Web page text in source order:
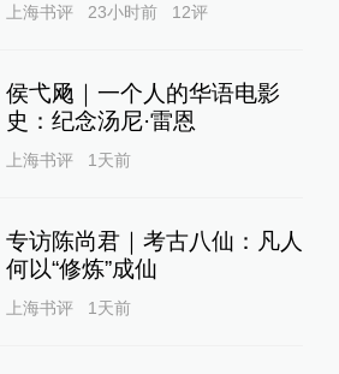
上海书评 23小时前 12评
侯弋飏｜一个人的华语电影
史：纪念汤尼·雷恩
上海书评 1天前
专访陈尚君｜考古八仙：凡人
何以“修炼”成仙
上海书评 1天前